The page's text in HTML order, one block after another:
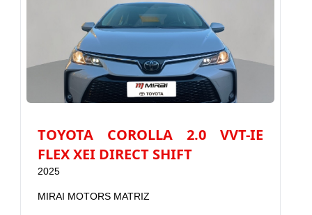
TOYOTA COROLLA 2.0 VVT-IE
FLEX XEI DIRECT SHIFT
2025
MIRAI MOTORS MATRIZ